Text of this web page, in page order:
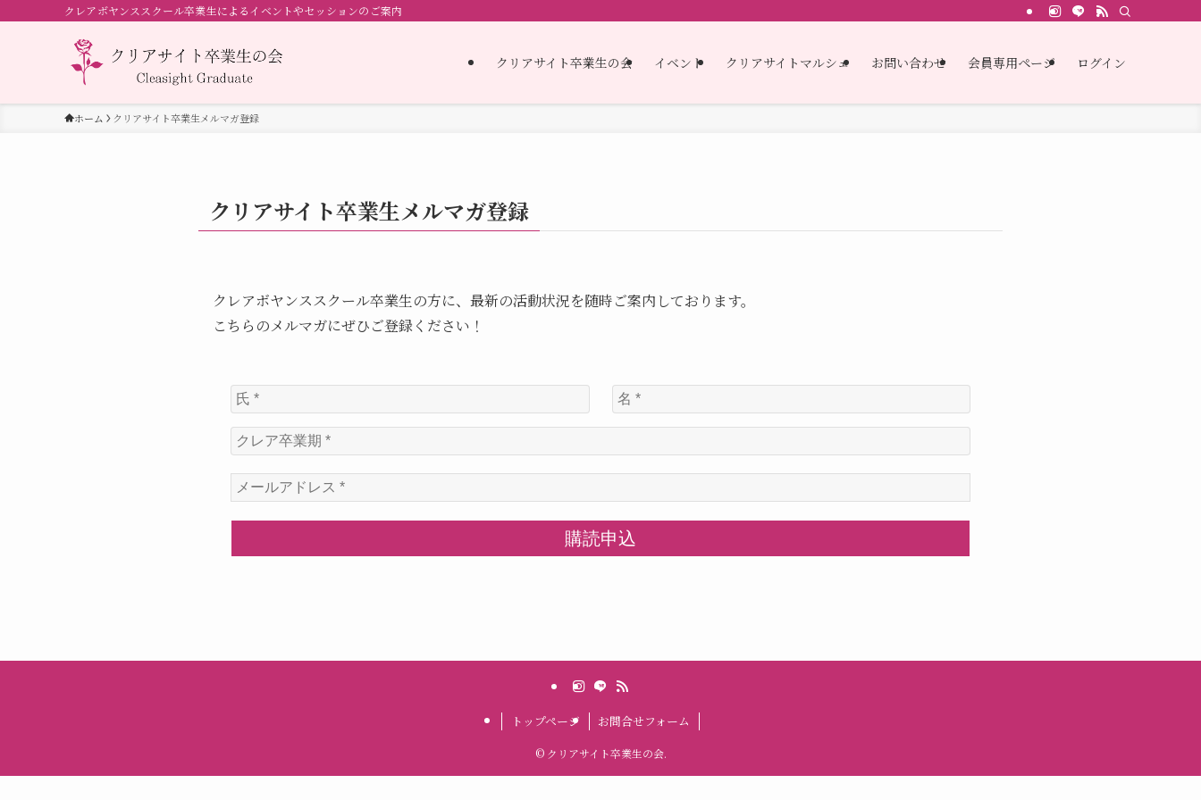
クレアボヤンススクール卒業生によるイベントやセッションのご案内
クリアサイト卒業生の会 イベント クリアサイトマルシェ お問い合わせ 会員専用ページ ログイン
ホーム クリアサイト卒業生メルマガ登録
クリアサイト卒業生メルマガ登録
クレアボヤンススクール卒業生の方に、最新の活動状況を随時ご案内しております。
こちらのメルマガにぜひご登録ください！
トップページ お問合せフォーム
©クリアサイト卒業生の会.